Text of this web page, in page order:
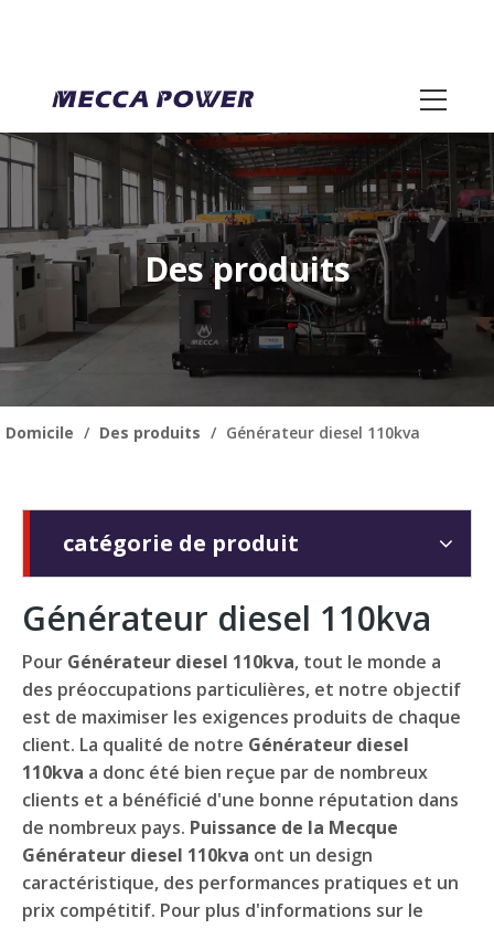
Des produits
Domicile / Des produits / Générateur diesel 110kva
catégorie de produit
Générateur diesel 110kva
Pour Générateur diesel 110kva, tout le monde a
des préoccupations particulières, et notre objectif
est de maximiser les exigences produits de chaque
client. La qualité de notre Générateur diesel
110kva a donc été bien reçue par de nombreux
clients et a bénéficié d'une bonne réputation dans
de nombreux pays. Puissance de la Mecque
Générateur diesel 110kva ont un design
caractéristique, des performances pratiques et un
prix compétitif. Pour plus d'informations sur le